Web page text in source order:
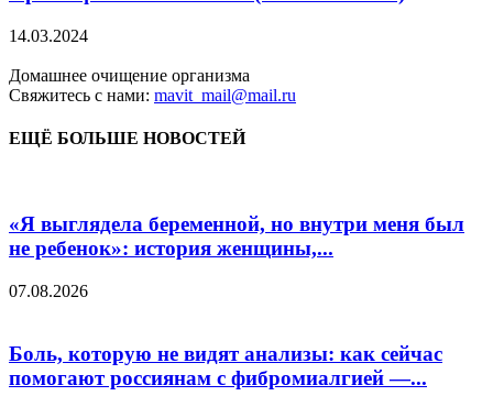
14.03.2024
Домашнее очищение организма
Свяжитесь с нами: mavit_mail@mail.ru
ЕЩЁ БОЛЬШЕ НОВОСТЕЙ
«Я выглядела беременной, но внутри меня был
не ребенок»: история женщины,...
07.08.2026
Боль, которую не видят анализы: как сейчас
помогают россиянам с фибромиалгией —...